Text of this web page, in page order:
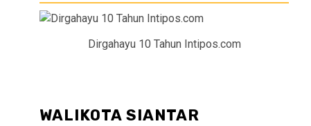
Dirgahayu 10 Tahun Intipos.com
WALIKOTA SIANTAR